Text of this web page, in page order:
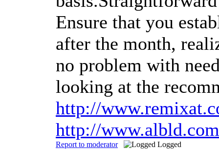
Ensure that you
after the month,
no problem with
looking at the
http://
http://
Report to moderator Logged